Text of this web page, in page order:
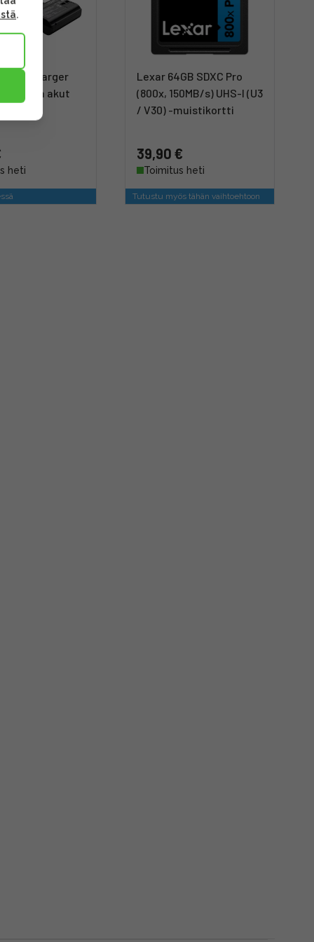
Charger
ja akut
heti
Lexar 64GB SDXC Pro
(800x, 150MB/s) UHS-I (U3
/ V30) -muistikortti
39,90 €
Toimitus heti
Tutustu myös tähän vaihtoehtoon
.